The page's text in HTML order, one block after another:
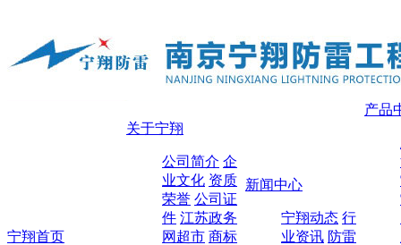
宁翔首页
关于宁翔
公司简介 企
业文化 资质
荣誉 公司证
件 江苏政务
网超市 商标
新闻中心
宁翔动态 行
业资讯 防雷
产品